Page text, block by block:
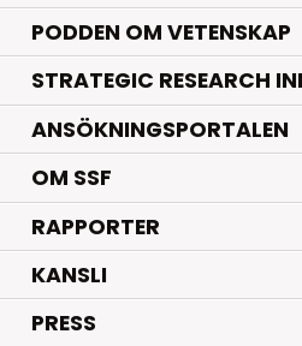
PODDEN OM VETENSKAP
STRATEGIC RESEARCH
ANSÖKNINGSPORTALEN
OM SSF
RAPPORTER
KANSLI
PRESS